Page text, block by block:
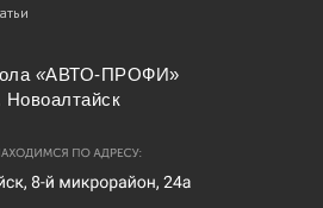
«АВТО-ПРОФИ»
Новоалтайск